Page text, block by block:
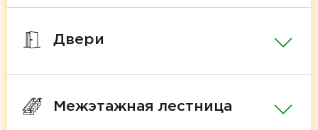
Двери
Межэтажная лестница